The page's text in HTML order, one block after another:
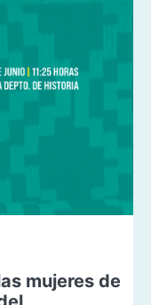
mujeres de